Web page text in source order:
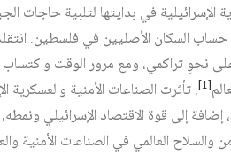
الإسرائيلية في بدايتها لتلبية حاجات
حساب السكان الأصليين في فلسطين.
نحوٍ تراكمي، ومع مرور الوقت
[1] . تأثرت الصناعات الأمنية والعسكرية
إلى قوة الاقتصاد الإسرائيلي
العالمي في الصناعات الأمنية